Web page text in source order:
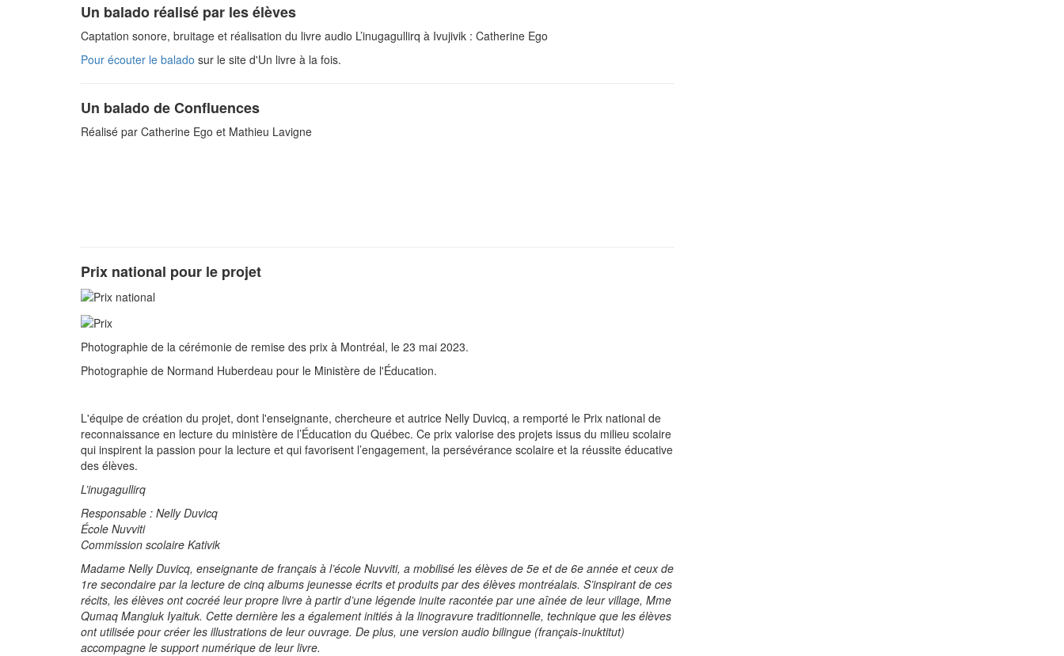
Un balado réalisé par les élèves
Captation sonore, bruitage et réalisation du livre audio L’inugagullirq à Ivujivik : Catherine Ego
Pour écouter le balado sur le site d'Un livre à la fois.
Un balado de Confluences
Réalisé par Catherine Ego et Mathieu Lavigne
Prix national pour le projet
Photographie de la cérémonie de remise des prix à Montréal, le 23 mai 2023.
Photographie de Normand Huberdeau pour le Ministère de l'Éducation.
L'équipe de création du projet, dont l'enseignante, chercheure et autrice Nelly Duvicq, a remporté le Prix national de
reconnaissance en lecture du ministère de l’Éducation du Québec. Ce prix valorise des projets issus du milieu scolaire
qui inspirent la passion pour la lecture et qui favorisent l’engagement, la persévérance scolaire et la réussite éducative
des élèves.
L’inugagullirq
Responsable : Nelly Duvicq
École Nuvviti
Commission scolaire Kativik
Madame Nelly Duvicq, enseignante de français à l’école Nuvviti, a mobilisé les élèves de 5e et de 6e année et ceux de
1re secondaire par la lecture de cinq albums jeunesse écrits et produits par des élèves montréalais. S’inspirant de ces
récits, les élèves ont cocréé leur propre livre à partir d’une légende inuite racontée par une aînée de leur village, Mme
Qumaq Mangiuk Iyaituk. Cette dernière les a également initiés à la linogravure traditionnelle, technique que les élèves
ont utilisée pour créer les illustrations de leur ouvrage. De plus, une version audio bilingue (français-inuktitut)
accompagne le support numérique de leur livre.